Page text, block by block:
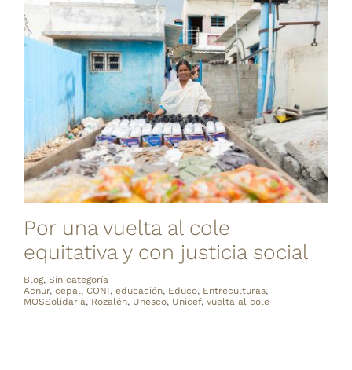
Por una vuelta al cole
equitativa y con justicia social
Blog, Sin categoría
Acnur, cepal, CONI, educación, Educo, Entreculturas,
MOSSolidaria, Rozalén, Unesco, Unicef, vuelta al cole